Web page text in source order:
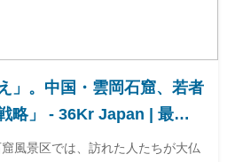
」。中国・雲岡石窟、若者
略」 - 36Kr Japan | 最大
ートアップ専門メディア
風景区では、訪れた人たちが大仏